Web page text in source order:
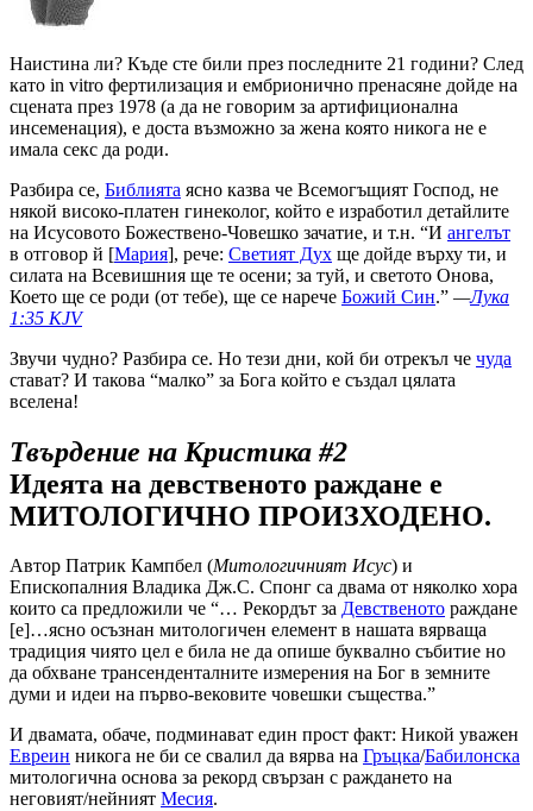
Наистина ли? Къде сте били през последните 21 години? След
като in vitro фертилизация и ембрионично пренасяне дойде на
сцената през 1978 (а да не говорим за артифиционална
инсеменация), е доста възможно за жена която никога не е
имала секс да роди.
Разбира се, Библията ясно казва че Всемогъщият Господ, не
някой високо-платен гинеколог, който е изработил детайлите
на Исусовото Божествено-Човешко зачатие, и т.н. “И ангелът
в отговор й [Мария], рече: Светият Дух ще дойде върху ти, и
силата на Всевишния ще те осени; за туй, и светото Онова,
Което ще се роди (от тебе), ще се нарече Божий Син.” —Лука
1:35 KJV
Звучи чудно? Разбира се. Но тези дни, кой би отрекъл че чуда
стават? И такова “малко” за Бога който е създал цялата
вселена!
Твърдение на Кристика #2
Идеята на девственото раждане е
МИТОЛОГИЧНО ПРОИЗХОДЕНО.
Автор Патрик Кампбел (Митологичният Исус) и
Епископалния Владика Дж.С. Спонг са двама от няколко хора
които са предложили че “… Рекордът за Девственото раждане
[е]…ясно осъзнан митологичен елемент в нашата вярваща
традиция чиято цел е била не да опише буквално събитие но
да обхване трансенденталните измерения на Бог в земните
думи и идеи на първо-вековите човешки същества.”
И двамата, обаче, подминават един прост факт: Никой уважен
Евреин никога не би се свалил да вярва на Гръцка/Бабилонска
митологична основа за рекорд свързан с раждането на
неговият/нейният Месия.